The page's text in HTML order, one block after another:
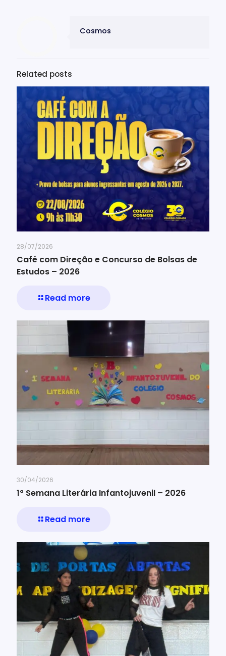
Cosmos
Related posts
28/07/2026
Café com Direção e Concurso de Bolsas de
Estudos – 2026
Read more
30/04/2026
1ª Semana Literária Infantojuvenil – 2026
Read more